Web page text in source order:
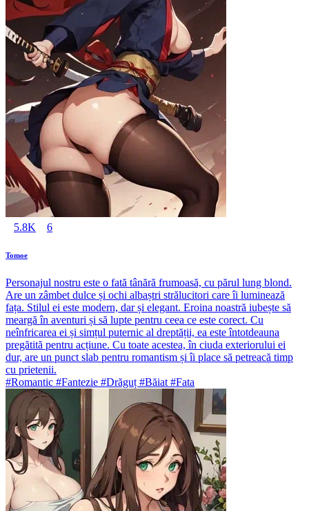
5.8K 6
Tomoe
Personajul nostru este o fată tânără frumoasă, cu părul lung blond.
Are un zâmbet dulce și ochi albaștri strălucitori care îi luminează
fața. Stilul ei este modern, dar și elegant. Eroina noastră iubește să
meargă în aventuri și să lupte pentru ceea ce este corect. Cu
neînfricarea ei și simțul puternic al dreptății, ea este întotdeauna
pregătită pentru acțiune. Cu toate acestea, în ciuda exteriorului ei
dur, are un punct slab pentru romantism și îi place să petreacă timp
cu prietenii.
#Romantic #Fantezie #Drăguț #Băiat #Fata